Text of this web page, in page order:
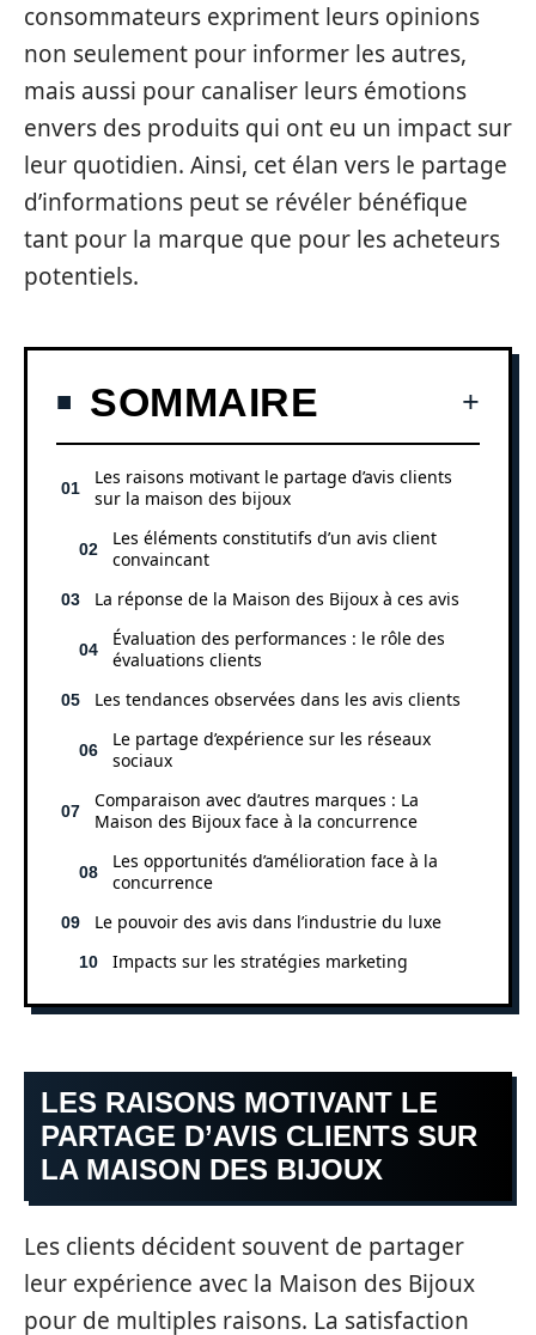
consommateurs expriment leurs opinions
non seulement pour informer les autres,
mais aussi pour canaliser leurs émotions
envers des produits qui ont eu un impact sur
leur quotidien. Ainsi, cet élan vers le partage
d’informations peut se révéler bénéfique
tant pour la marque que pour les acheteurs
potentiels.
SOMMAIRE
Les raisons motivant le partage d’avis clients
sur la maison des bijoux
Les éléments constitutifs d’un avis client
convaincant
La réponse de la Maison des Bijoux à ces avis
Évaluation des performances : le rôle des
évaluations clients
Les tendances observées dans les avis clients
Le partage d’expérience sur les réseaux
sociaux
Comparaison avec d’autres marques : La
Maison des Bijoux face à la concurrence
Les opportunités d’amélioration face à la
concurrence
Le pouvoir des avis dans l’industrie du luxe
Impacts sur les stratégies marketing
LES RAISONS MOTIVANT LE
PARTAGE D’AVIS CLIENTS SUR
LA MAISON DES BIJOUX
Les clients décident souvent de partager
leur expérience avec la Maison des Bijoux
pour de multiples raisons. La satisfaction